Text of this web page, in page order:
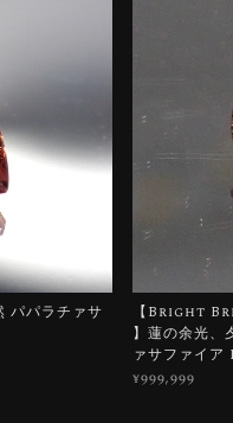
パパラチァサ
【Bright
】蓮の余光
ァサファイ
¥999,999